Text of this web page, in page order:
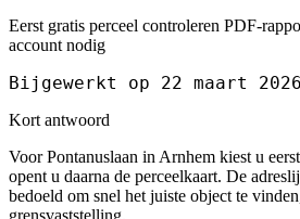
Eerst gratis perceel controleren PDF-
account nodig
Bijgewerkt op 22 maart 2026
Kort antwoord
Voor Pontanuslaan in Arnhem kiest u
opent u daarna de perceelkaart. De
bedoeld om snel het juiste object te
grensvaststelling.